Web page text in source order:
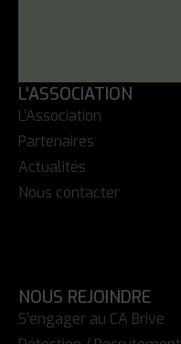
L'ASSOCIATION
L’Association
Partenaires
Actualités
Nous contacter
NOUS REJOINDRE
S’engager au CA Brive